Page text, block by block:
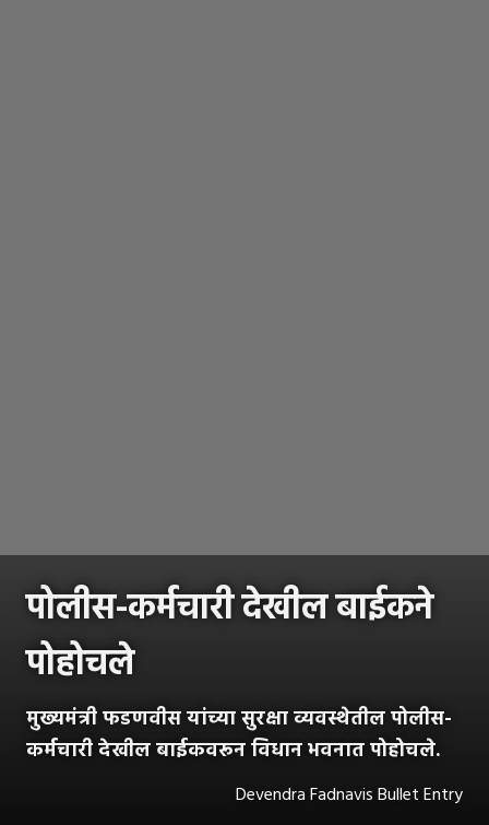
पोलीस-कर्मचारी देखील बाईकने
पोहोचले
मुख्यमंत्री फडणवीस यांच्या सुरक्षा व्यवस्थेतील पोलीस-
कर्मचारी देखील बाईकवरून विधान भवनात पोहोचले.
Devendra Fadnavis Bullet Entry